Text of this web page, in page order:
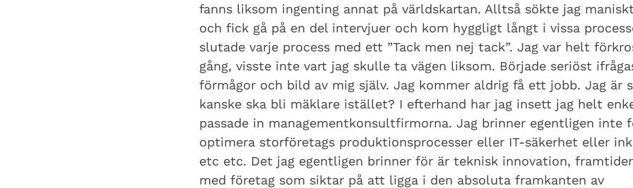
fanns liksom ingenting annat på världskartan. Alltså sökte jag
och fick gå på en del intervjuer och kom hyggligt långt i vissa
slutade varje process med ett ”Tack men nej tack”. Jag var helt
gång, visste inte vart jag skulle ta vägen liksom. Började seriöst
förmågor och bild av mig själv. Jag kommer aldrig få ett jobb. Jag är
kanske ska bli mäklare istället? I efterhand har jag insett jag helt
passade in managementkonsultfirmorna. Jag brinner egentligen inte
optimera storföretags produktionsprocesser eller IT-säkerhet eller
etc etc. Det jag egentligen brinner för är teknisk innovation,
med företag som siktar på att ligga i den absoluta framkanten av